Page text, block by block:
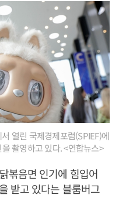
열린 국제경제포럼(SPIEF)에
촬영하고 있다. <연합뉴스>
볶음면 인기에 힘입어
받고 있다는 블룸버그